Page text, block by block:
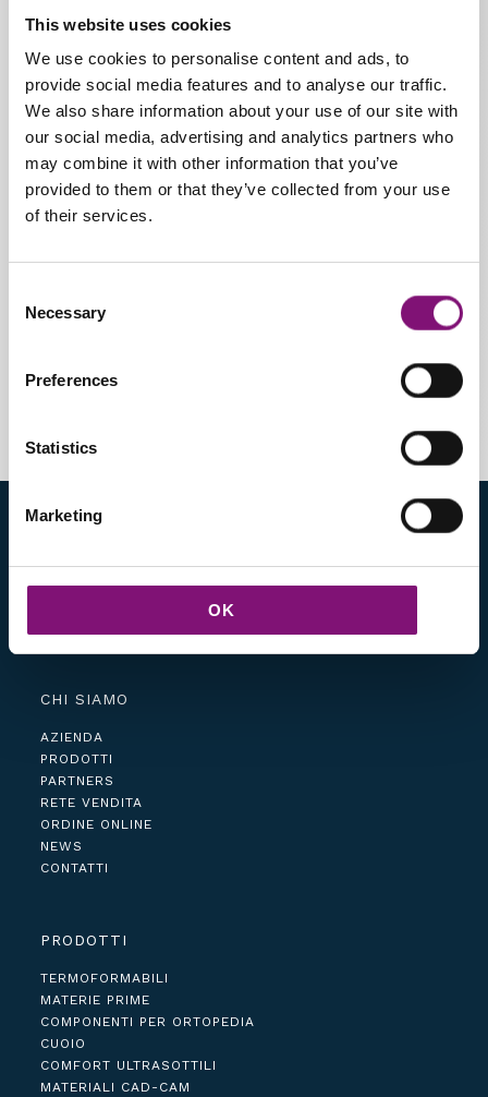
This website uses cookies
We use cookies to personalise content and ads, to
provide social media features and to analyse our traffic.
We also share information about your use of our site with
our social media, advertising and analytics partners who
may combine it with other information that you’ve
provided to them or that they’ve collected from your use
of their services.
Selection
Necessary
Preferences
Statistics
Marketing
OK
Materiali
* Termoformabile * Rinforzo
interno
Taglie
Dal 35 al 46
Indicato per la correzione dei
CHI SIAMO
AZIENDA
PRODOTTI
PARTNERS
RETE VENDITA
ORDINE ONLINE
NEWS
CONTATTI
PRODOTTI
TERMOFORMABILI
MATERIE PRIME
COMPONENTI PER ORTOPEDIA
CUOIO
COMFORT ULTRASOTTILI
MATERIALI CAD-CAM